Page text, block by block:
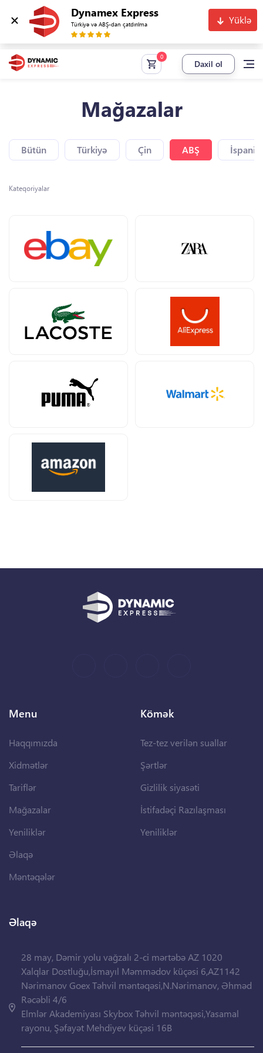
Dynamex Express
Türkiyə və ABŞ-dan çatdırılma Yüklə
Daxil ol
Mağazalar
Bütün Türkiyə Çin ABŞ
Kateqoriyalar
Menu
Haqqımızda
Xidmətlər
Tariflər
Mağazalar
Yeniliklər
Əlaqə
Məntəqələr
Kömək
Tez-tez verilən suallar
Şərtlər
Gizlilik siyasəti
İstifadəçi Razılaşması
Yeniliklər
Əlaqə
28 may, Dəmir yolu vağzalı 2-ci mərtəbə AZ 1020
Xalqlar Dostluğu,İsmayıl Məmmədov küçəsi 6,AZ1142
Nərimanov Goex Təhvil məntəqəsi,N.Nərimanov, Əhməd
Rəcəbli 4/6
Elmlər Akademiyası Skybox Təhvil məntəqəsi,Yasamal
rayonu, Şəfayət Mehdiyev küçəsi 16B